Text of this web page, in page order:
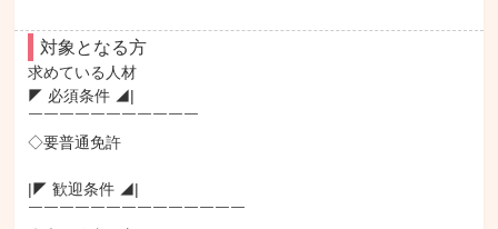
対象となる方
求めている人材
◤ 必須条件 ◢|
￣￣￣￣￣￣￣￣￣￣￣
◇要普通免許
|◤ 歓迎条件 ◢|
￣￣￣￣￣￣￣￣￣￣￣￣￣￣